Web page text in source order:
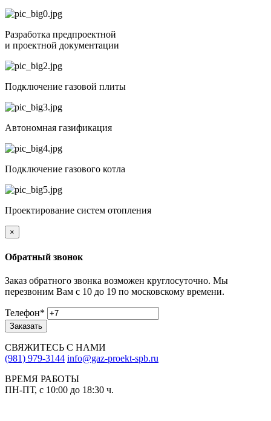
Разработка предпроектной
и проектной документации
Подключение газовой плиты
Автономная газификация
Подключение газового котла
Проектирование систем отопления
×
Обратный звонок
Заказ обратного звонка возможен круглосуточно. Мы
перезвоним Вам с 10 до 19 по московскому времени.
Телефон*
Заказать
СВЯЖИТЕСЬ С НАМИ
(981) 979-3144 info@gaz-proekt-spb.ru
ВРЕМЯ РАБОТЫ
ПН-ПТ, с 10:00 до 18:30 ч.